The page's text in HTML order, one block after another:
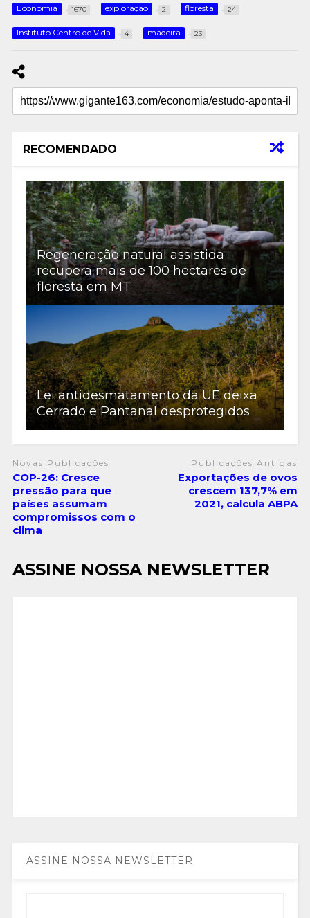
Economia 1670 exploração 2 floresta 24
Instituto Centro de Vida 4 madeira 23
RECOMENDADO
Regeneração natural assistida
recupera mais de 100 hectares de
floresta em MT
Lei antidesmatamento da UE deixa
Cerrado e Pantanal desprotegidos
Novas Publicações
COP-26: Cresce
pressão para que
países assumam
compromissos com o
clima
Publicações Antigas
Exportações de ovos
crescem 137,7% em
2021, calcula ABPA
ASSINE NOSSA NEWSLETTER
ASSINE NOSSA NEWSLETTER